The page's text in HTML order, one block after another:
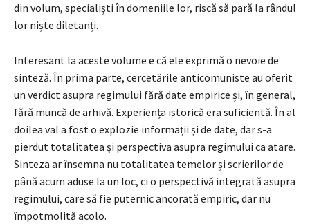
din volum, specialiști în domeniile lor, riscă să pară la rândul
lor niște diletanți.
Interesant la aceste volume e că ele exprimă o nevoie de
sinteză. În prima parte, cercetările anticomuniste au oferit
un verdict asupra regimului fără date empirice și, în general,
fără muncă de arhivă. Experiența istorică era suficientă. În al
doilea val a fost o explozie informații și de date, dar s-a
pierdut totalitatea și perspectiva asupra regimului ca atare.
Sinteza ar însemna nu totalitatea temelor și scrierilor de
până acum aduse la un loc, ci o perspectivă integrată asupra
regimului, care să fie puternic ancorată empiric, dar nu
împotmolită acolo.